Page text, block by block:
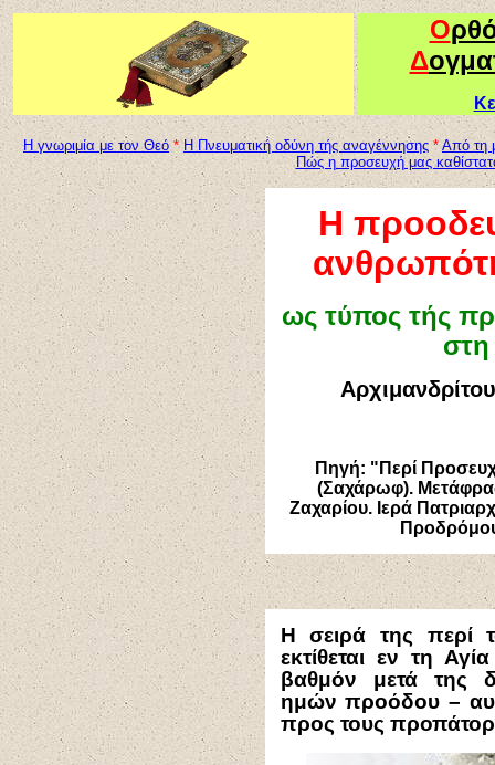
Ο
Δ
Η γνωριμία με τον Θεό * Η Πνευματική οδύνη τής αναγέννησης * Από τη
Πώς η προσευχή μας
Η
ως τύπος τής
Πηγή: "Περί
(Σαχάρωφ).
Ζαχαρίου. Ιερά
Η σειρά της περί
εκτίθεται εν τη
βαθμόν μετά της
ημών προόδου –
προς τους